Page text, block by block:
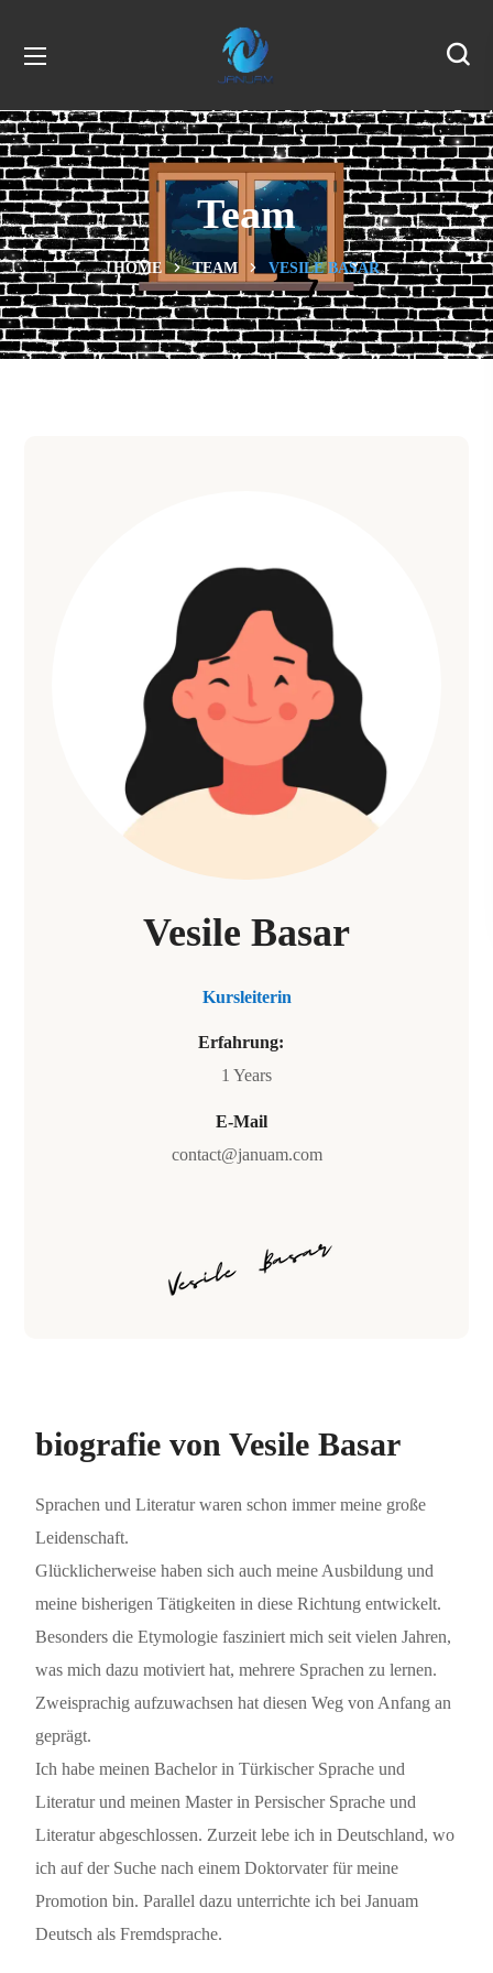
Team
HOME TEAM VESILE BASAR
Vesile Basar
Kursleiterin
Erfahrung:
1 Years
E-Mail
contact@januam.com
biografie von Vesile Basar
Sprachen und Literatur waren schon immer meine große
Leidenschaft.
Glücklicherweise haben sich auch meine Ausbildung und
meine bisherigen Tätigkeiten in diese Richtung entwickelt.
Besonders die Etymologie fasziniert mich seit vielen Jahren,
was mich dazu motiviert hat, mehrere Sprachen zu lernen.
Zweisprachig aufzuwachsen hat diesen Weg von Anfang an
geprägt.
Ich habe meinen Bachelor in Türkischer Sprache und
Literatur und meinen Master in Persischer Sprache und
Literatur abgeschlossen. Zurzeit lebe ich in Deutschland, wo
ich auf der Suche nach einem Doktorvater für meine
Promotion bin. Parallel dazu unterrichte ich bei Januam
Deutsch als Fremdsprache.